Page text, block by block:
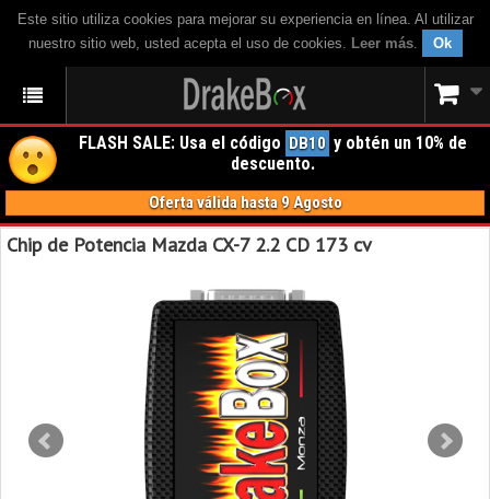
Este sitio utiliza cookies para mejorar su experiencia en línea. Al utilizar
nuestro sitio web, usted acepta el uso de cookies. Leer más. Ok
FLASH SALE: Usa el código DB10 y obtén un 10% de
descuento.
Oferta válida hasta 9 Agosto
Chip de Potencia Mazda CX-7 2.2 CD 173 cv